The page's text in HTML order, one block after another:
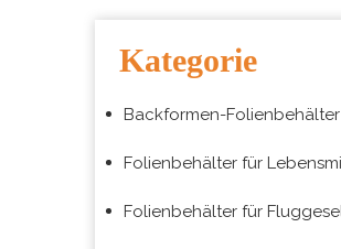
Kategorie
Backformen-Folienbehälter